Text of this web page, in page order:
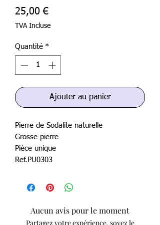
25,00 €Prix
TVA Incluse
Quantité *
Ajouter au panier
Pierre de Sodalite naturelle
Grosse pierre
Pièce unique
Ref.PU0303
Aucun avis pour le moment
Partagez votre expérience, soyez le